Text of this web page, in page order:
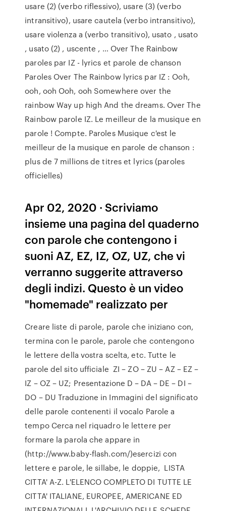
usare (2) (verbo riflessivo), usare (3) (verbo
intransitivo), usare cautela (verbo intransitivo),
usare violenza a (verbo transitivo), usato , usato
, usato (2) , uscente , … Over The Rainbow
paroles par IZ - lyrics et parole de chanson
Paroles Over The Rainbow lyrics par IZ : Ooh,
ooh, ooh Ooh, ooh Somewhere over the
rainbow Way up high And the dreams. Over The
Rainbow parole IZ. Le meilleur de la musique en
parole ! Compte. Paroles Musique c'est le
meilleur de la musique en parole de chanson :
plus de 7 millions de titres et lyrics (paroles
officielles)
Apr 02, 2020 · Scriviamo
insieme una pagina del quaderno
con parole che contengono i
suoni AZ, EZ, IZ, OZ, UZ, che vi
verranno suggerite attraverso
degli indizi. Questo è un video
"homemade" realizzato per
Creare liste di parole, parole che iniziano con,
termina con le parole, parole che contengono
le lettere della vostra scelta, etc. Tutte le
parole del sito ufficiale ZI – ZO – ZU – AZ – EZ –
IZ – OZ – UZ; Presentazione D – DA – DE – DI –
DO – DU Traduzione in Immagini del significato
delle parole contenenti il vocalo Parole a
tempo Cerca nel riquadro le lettere per
formare la parola che appare in
(http://www.baby-flash.com/)esercizi con
lettere e parole, le sillabe, le doppie, LISTA
CITTA' A-Z. L'ELENCO COMPLETO DI TUTTE LE
CITTA' ITALIANE, EUROPEE, AMERICANE ED